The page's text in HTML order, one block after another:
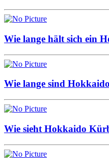
Wie lange hält sich ein
Wie lange sind
Wie sieht Hokkaido